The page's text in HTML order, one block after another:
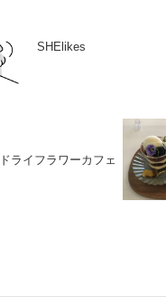
SHElikes
ライフラワーカフェ